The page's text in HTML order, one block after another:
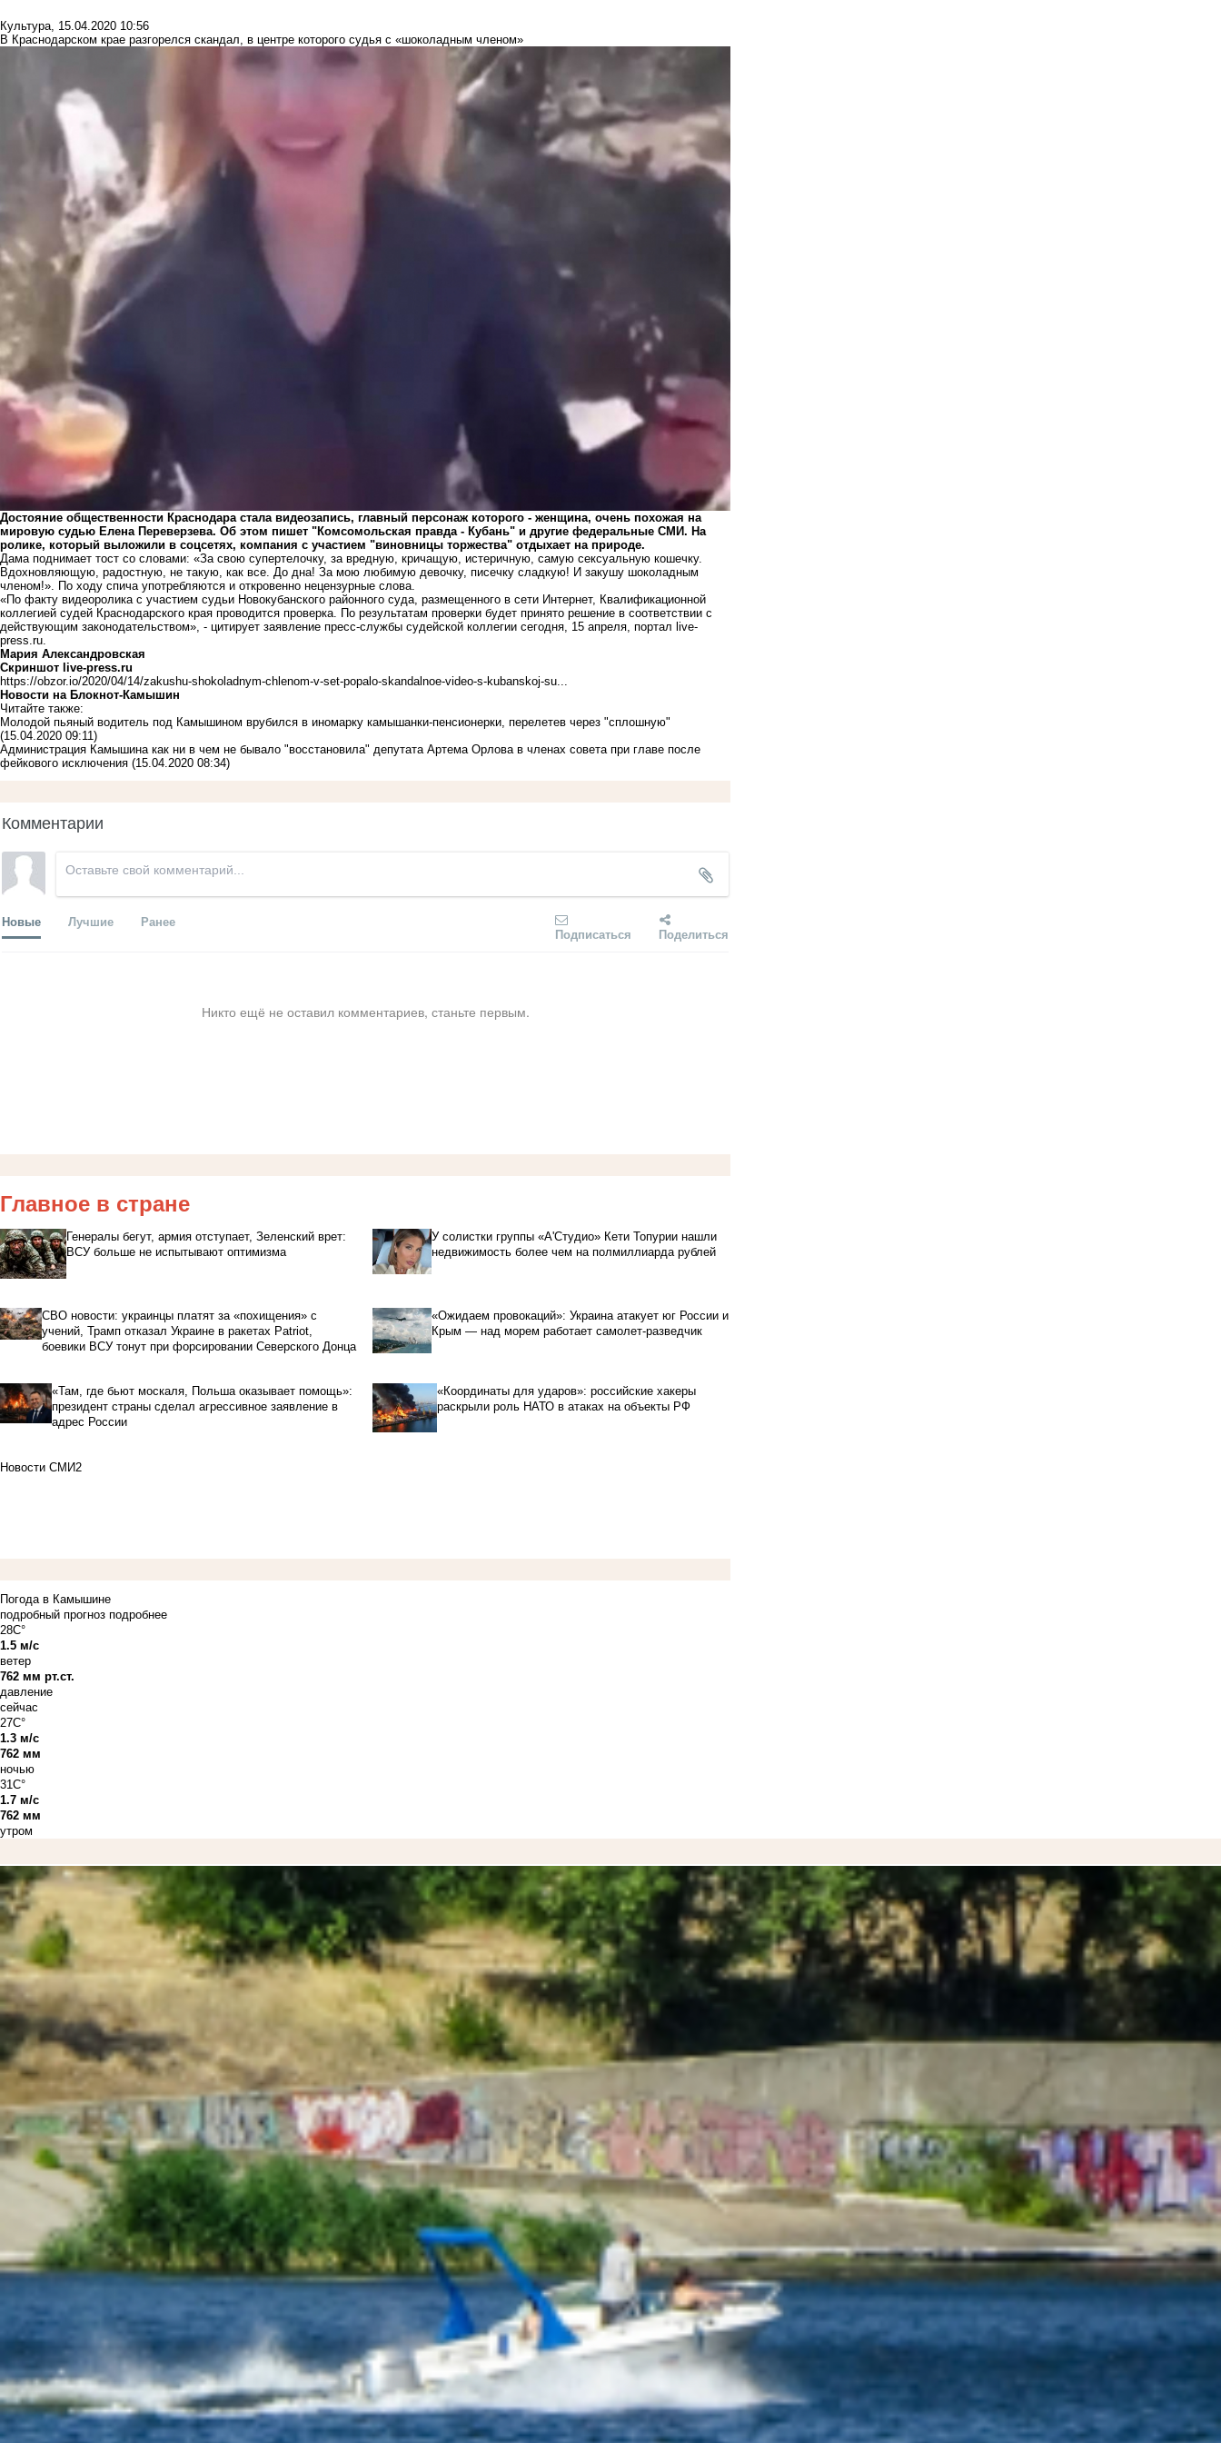
Культура, 15.04.2020 10:56
В Краснодарском крае разгорелся скандал, в центре которого судья с «шоколадным членом»
Достояние общественности Краснодара стала видеозапись, главный персонаж которого - женщина, очень похожая на
мировую судью Елена Переверзева. Об этом пишет "Комсомольская правда - Кубань" и другие федеральные СМИ. На
ролике, который выложили в соцсетях, компания с участием "виновницы торжества" отдыхает на природе.
Дама поднимает тост со словами: «За свою супертелочку, за вредную, кричащую, истеричную, самую сексуальную кошечку.
Вдохновляющую, радостную, не такую, как все. До дна! За мою любимую девочку, писечку сладкую! И закушу шоколадным
членом!». По ходу спича употребляются и откровенно нецензурные слова.
«По факту видеоролика с участием судьи Новокубанского районного суда, размещенного в сети Интернет, Квалификационной
коллегией судей Краснодарского края проводится проверка. По результатам проверки будет принято решение в соответствии с
действующим законодательством», - цитирует заявление пресс-службы судейской коллегии сегодня, 15 апреля, портал live-
press.ru.
Мария Александровская
Скриншот live-press.ru
https://obzor.io/2020/04/14/zakushu-shokoladnym-chlenom-v-set-popalo-skandalnoe-video-s-kubanskoj-su...
Новости на Блoкнoт-Камышин
Читайте также:
Молодой пьяный водитель под Камышином врубился в иномарку камышанки-пенсионерки, перелетев через "сплошную"
(15.04.2020 09:11)
Администрация Камышина как ни в чем не бывало "восстановила" депутата Артема Орлова в членах совета при главе после
фейкового исключения (15.04.2020 08:34)
Комментарии
Новые Лучшие Ранее
Подписаться Поделиться
Никто ещё не оставил комментариев, станьте первым.
Главное в стране
Генералы бегут, армия отступает, Зеленский врет:
ВСУ больше не испытывают оптимизма
У солистки группы «А'Студио» Кети Топурии нашли
недвижимость более чем на полмиллиарда рублей
СВО новости: украинцы платят за «похищения» с
учений, Трамп отказал Украине в ракетах Patriot,
боевики ВСУ тонут при форсировании Северского Донца
«Ожидаем провокаций»: Украина атакует юг России и
Крым — над морем работает самолет-разведчик
«Там, где бьют москаля, Польша оказывает помощь»:
президент страны сделал агрессивное заявление в
адрес России
«Координаты для ударов»: российские хакеры
раскрыли роль НАТО в атаках на объекты РФ
Новости СМИ2
Погода в Камышине
подробный прогноз подробнее
28C°
1.5 м/с
ветер
762 мм рт.ст.
давление
сейчас
27C°
1.3 м/с
762 мм
ночью
31C°
1.7 м/с
762 мм
утром